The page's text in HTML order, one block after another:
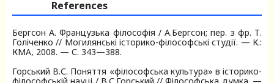
References
Бергсон А. Французька філософія / А.Бергсон; пер. з фр. Т.
Голіченко // Могилянські історико-філософські студії. — К.:
КМА, 2008. — С. 343—388.
Горський В.С. Поняття «філософська культура» в історико-